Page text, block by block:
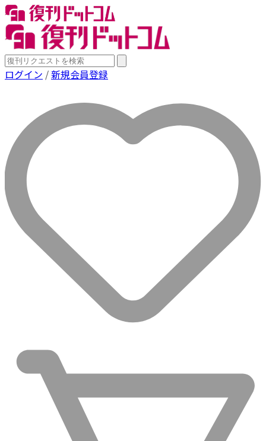
ログイン /新規会員登録